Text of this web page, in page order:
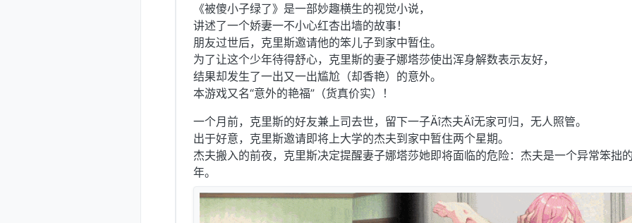
《被傻小子绿了》是一部妙趣横生的视觉小说，
讲述了一个娇妻一不小心红杏出墙的故事！
朋友过世后，克里斯邀请他的笨儿子到家中暂住。
为了让这个少年待得舒心，克里斯的妻子娜塔莎使出浑身解数表示友好，
结果却发生了一出又一出尴尬（却香艳）的意外。
本游戏又名“意外的艳福”（货真价实）！
一个月前，克里斯的好友兼上司去世，留下一子Äî杰夫Äî无家可归，无人照管。
出于好意，克里斯邀请即将上大学的杰夫到家中暂住两个星期。
杰夫搬入的前夜，克里斯决定提醒妻子娜塔莎她即将面临的危险：杰夫是一个异常笨拙
年。